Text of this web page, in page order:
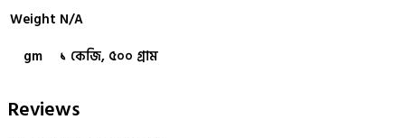
Weight N/A
gm
১ কেজি, ৫০০ গ্রাম
Reviews